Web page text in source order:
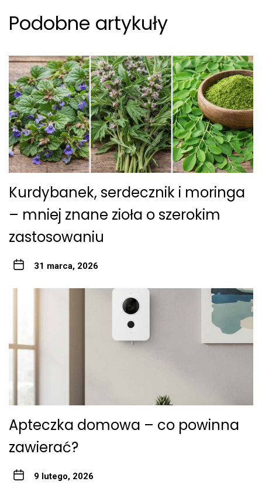
Podobne artykuły
Kurdybanek, serdecznik i moringa
– mniej znane zioła o szerokim
zastosowaniu
31 marca, 2026
Apteczka domowa – co powinna
zawierać?
9 lutego, 2026